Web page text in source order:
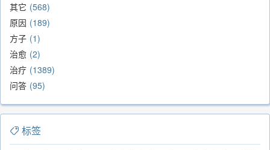
其它 568
原因 189
方子 1
治愈 2
治疗 1389
问答 95
标签